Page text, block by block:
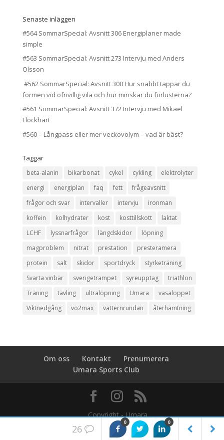
Senaste inläggen
#564 SommarSpecial: Avsnitt 306 Energiplaner made
simple
#563 SommarSpecial: Avsnitt 273 Intervju med Anders
Olsson
#562 SommarSpecial: Avsnitt 300 Hur snabbt tappar du
formen vid ofrivillig vila och hur minskar du förlusterna?
#561 SommarSpecial: Avsnitt 372 Intervju med Mikael
Flockhart
#560 – Långpass eller mer veckovolym – vad är bäst?
Taggar
beta-alanin bikarbonat cykel cykling
elektrolyter
energi
energiplan faq fett
frågeavsnitt
frågor och svar
intervaller intervju
ironman
koffein
kolhydrater kost kosttillskott
laktat
LCHF
lyssnarfrågor längdskidor
löpning
magproblem
nitrat prestation
presteramera
protein
salt skidor sportdryck
styrketräning
Svarta vinbär
sverigetrampet syreupptag
triathlon
Träning
tävling ultralöpning Umara
vasaloppet
Viktnedgång
vo2max vätternrundan återhämtning
Om oss Kontakt
Prenumerera
Umara Sports Club
0 0
26